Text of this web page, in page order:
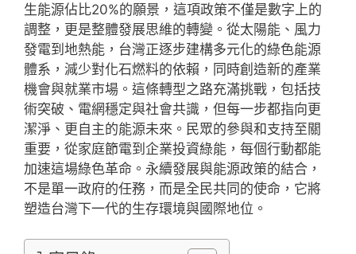
生能源佔比20%的願景，這項政策不僅是數字上的
調整，更是整體發展思維的轉變。從太陽能、風力
發電到地熱能，台灣正逐步建構多元化的綠色能源
體系，減少對化石燃料的依賴，同時創造新的產業
機會與就業市場。這條轉型之路充滿挑戰，包括技
術突破、電網穩定與社會共識，但每一步都指向更
潔淨、更自主的能源未來。民眾的參與和支持至關
重要，從家庭節電到企業投資綠能，每個行動都能
加速這場綠色革命。永續發展與能源政策的結合，
不是單一政府的任務，而是全民共同的使命，它將
塑造台灣下一代的生存環境與國際地位。